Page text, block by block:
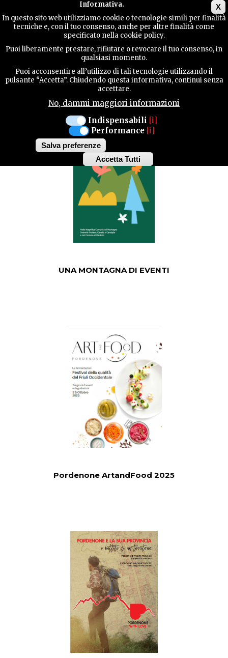
X
Informativa.
In questo sito web utilizziamo cookie o tecnologie simili per finalità
tecniche e, con il tuo consenso, anche per altre finalità come
specificato nella cookie policy.
Puoi liberamente prestare, rifiutare o revocare il tuo consenso, in
qualsiasi momento.
Puoi acconsentire all’utilizzo di tali tecnologie utilizzando il
pulsante “Accetta”. Chiudendo questa informativa, continui senza
accettare.
No, dammi maggiori informazioni
Indispensabili [i]
Performance [i]
Salva preferenze
Accetta Tutti
Withdraw
CONTATTI
Video
Pnway
Guide
BROCHURE
UNA MONTAGNA DI EVENTI
Pordenone ArtandFood 2025